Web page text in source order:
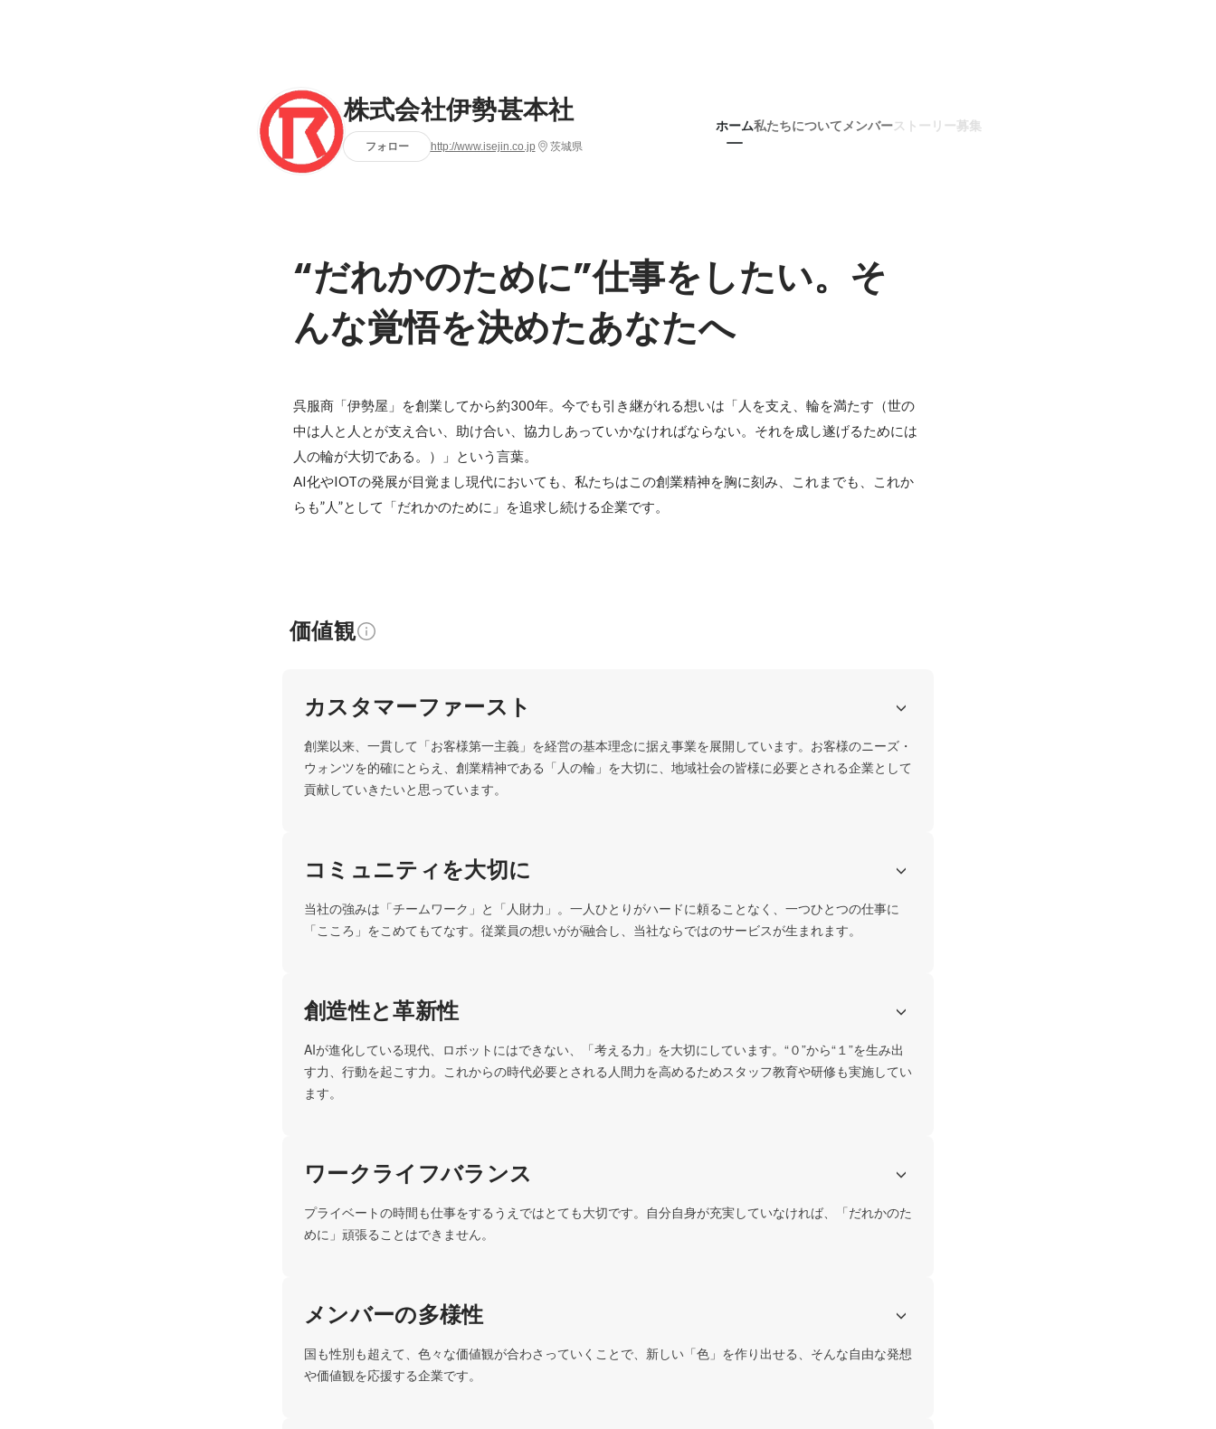
株式会社伊勢甚本社
フォロー http://www.isejin.co.jp 茨城県
ホーム私たちについて メンバーストーリー募集
“だれかのために”仕事をしたい。そ
んな覚悟を決めたあなたへ
呉服商「伊勢屋」を創業してから約300年。今でも引き継がれる想いは「人を支え、輪を満たす（世の
中は人と人とが支え合い、助け合い、協力しあっていかなければならない。それを成し遂げるためには
人の輪が大切である。）」という言葉。
AI化やIOTの発展が目覚まし現代においても、私たちはこの創業精神を胸に刻み、これまでも、これか
らも”人”として「だれかのために」を追求し続ける企業です。
価値観
カスタマーファースト
創業以来、一貫して「お客様第一主義」を経営の基本理念に据え事業を展開しています。お客様のニーズ・
ウォンツを的確にとらえ、創業精神である「人の輪」を大切に、地域社会の皆様に必要とされる企業として
貢献していきたいと思っています。
コミュニティを大切に
当社の強みは「チームワーク」と「人財力」。一人ひとりがハードに頼ることなく、一つひとつの仕事に
創造性と革新性
AIが進化している現代、ロボットにはできない、「考える力」を大切にしています。“０”から“１”を生み出
す力、行動を起こす力。これからの時代必要とされる人間力を高めるためスタッフ教育や研修も実施してい
ます。
ワークライフバランス
プライベートの時間も仕事をするうえではとても大切です。自分自身が充実していなければ、「だれかのた
めに」頑張ることはできません。
メンバーの多様性
国も性別も超えて、色々な価値観が合わさっていくことで、新しい「色」を作り出せる、そんな自由な発想
や価値観を応援する企業です。